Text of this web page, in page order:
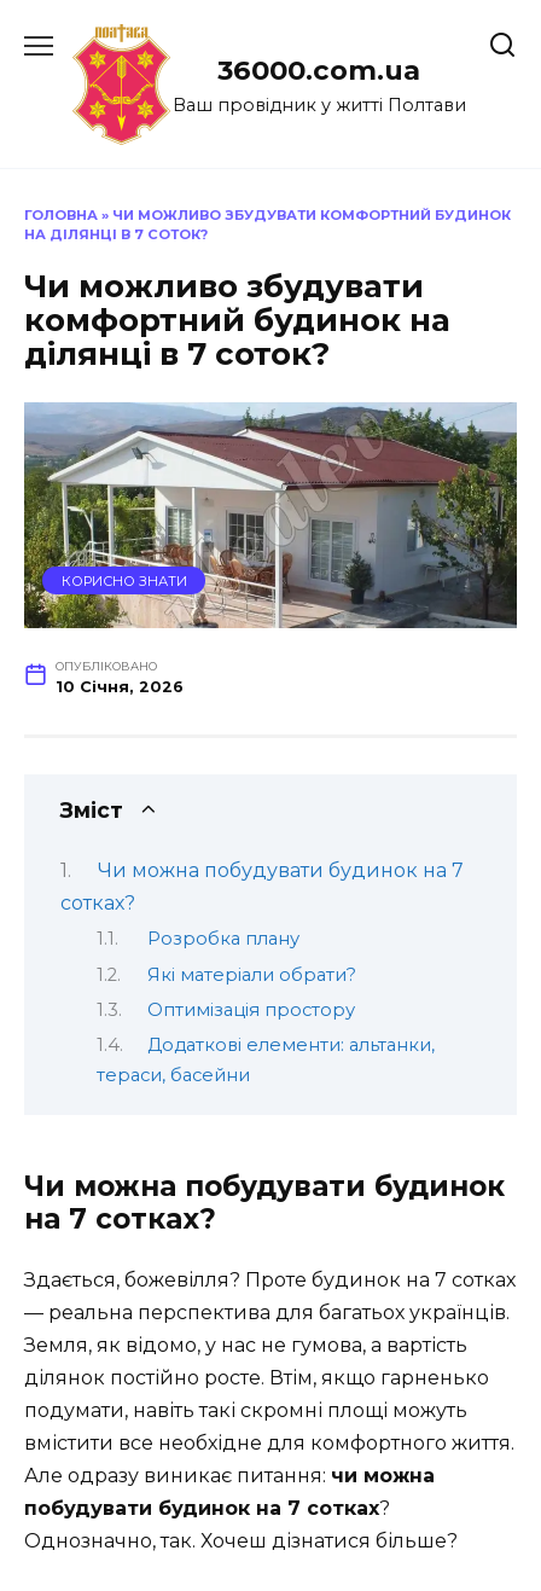
до
36000.com.ua
Ваш провідник у житті Полтави
ГОЛОВНА » ЧИ МОЖЛИВО ЗБУДУВАТИ КОМФОРТНИЙ БУДИНОК
НА ДІЛЯНЦІ В 7 СОТОК?
Чи можливо збудувати
комфортний будинок на
ділянці в 7 соток?
КОРИСНО ЗНАТИ
ОПУБЛІКОВАНО
10 Січня, 2026
Зміст
Чи можна побудувати будинок на 7
сотках?
Розробка плану
Які матеріали обрати?
Оптимізація простору
Додаткові елементи: альтанки,
тераси, басейни
Чи можна побудувати будинок
на 7 сотках?
Здається, божевілля? Проте будинок на 7 сотках
— реальна перспектива для багатьох українців.
Земля, як відомо, у нас не гумова, а вартість
ділянок постійно росте. Втім, якщо гарненько
подумати, навіть такі скромні площі можуть
вмістити все необхідне для комфортного життя.
Але одразу виникає питання: чи можна
побудувати будинок на 7 сотках?
Однозначно, так. Хочеш дізнатися більше?